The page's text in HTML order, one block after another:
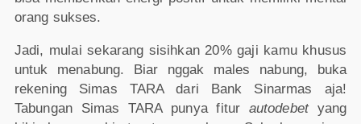
orang sukses.
Jadi, mulai sekarang sisihkan 20% gaji kamu khusus
untuk menabung. Biar nggak males nabung, buka
rekening Simas TARA dari Bank Sinarmas aja!
Tabungan Simas TARA punya fitur autodebet yang